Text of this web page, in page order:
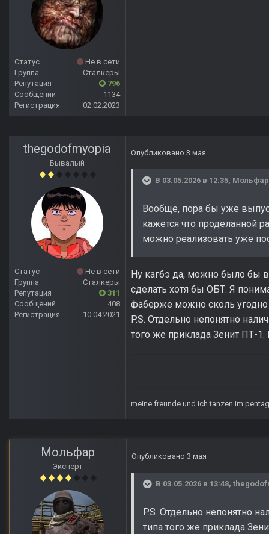
Статус
Не в сети
Группа
Сталкеры
Репутация
796
Сообщений
1134
Регистрация
02.02.2023
thegodofmyopia
Бывалый
Статус
Не в сети
Группа
Сталкеры
Репутация
311
Сообщений
408
Регистрация
10.04.2021
Опубликовано 3 мая
В 03.05.2026 в 12:35, Мольфар
Вообще, пора бы уже
кажется что проделанной
можно реализовать уже
Ну кагбэ да, можно было бы
сделать хотя бы ОБТ. Я
фаберже можно сколь угодно
P.S. Отдельно непонятно
того же приклада Зенит ПТ-
meine freunde und ich tanzen im
Мольфар
Эксперт
Опубликовано 3 мая
В 03.05.2026 в 13:48,
P.S. Отдельно непонятно
типа того же приклада